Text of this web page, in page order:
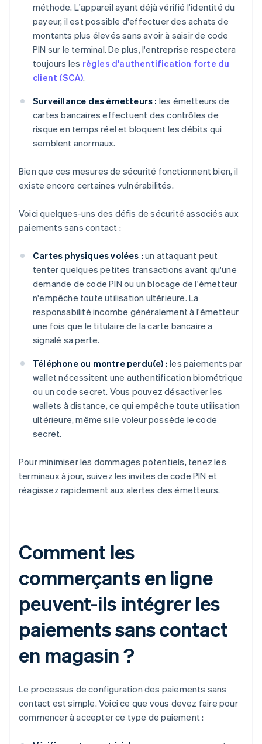
méthode. L'appareil ayant déjà vérifié l'identité du
payeur, il est possible d'effectuer des achats de
montants plus élevés sans avoir à saisir de code
PIN sur le terminal. De plus, l'entreprise respectera
toujours les règles d'authentification forte du
client (SCA).
Surveillance des émetteurs : les émetteurs de
cartes bancaires effectuent des contrôles de
risque en temps réel et bloquent les débits qui
semblent anormaux.
Bien que ces mesures de sécurité fonctionnent bien, il
existe encore certaines vulnérabilités.
Voici quelques-uns des défis de sécurité associés aux
paiements sans contact :
Cartes physiques volées : un attaquant peut
tenter quelques petites transactions avant qu'une
demande de code PIN ou un blocage de l'émetteur
n'empêche toute utilisation ultérieure. La
responsabilité incombe généralement à l'émetteur
une fois que le titulaire de la carte bancaire a
signalé sa perte.
Téléphone ou montre perdu(e) : les paiements par
wallet nécessitent une authentification biométrique
ou un code secret. Vous pouvez désactiver les
wallets à distance, ce qui empêche toute utilisation
ultérieure, même si le voleur possède le code
secret.
Pour minimiser les dommages potentiels, tenez les
terminaux à jour, suivez les invites de code PIN et
réagissez rapidement aux alertes des émetteurs.
Comment les
commerçants en ligne
peuvent-ils intégrer les
paiements sans contact
en magasin ?
Le processus de configuration des paiements sans
contact est simple. Voici ce que vous devez faire pour
commencer à accepter ce type de paiement :